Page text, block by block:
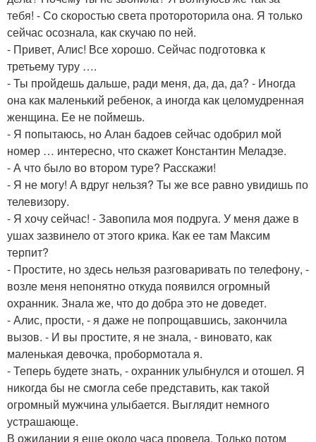
тебя! - Со скоростью света протороторила она. Я только
сейчас осознала, как скучаю по ней.
- Привет, Алис! Все хорошо. Сейчас подготовка к
третьему туру ….
- Ты пройдешь дальше, ради меня, да, да, да? - Иногда
она как маленький ребенок, а иногда как целомудренная
женщина. Ее не поймешь.
- Я попытаюсь, но Алан бадоев сейчас одобрил мой
номер … интересно, что скажет Константин Меладзе.
- А что было во втором туре? Расскажи!
- Я не могу! А вдруг нельзя? Ты же все равно увидишь по
телевизору.
- Я хочу сейчас! - Завопила моя подруга. У меня даже в
ушах зазвинело от этого крика. Как ее там Максим
терпит?
- Простите, но здесь нельзя разговаривать по телефону, -
возле меня непонятно откуда появился огромный
охранник. Знала же, что до добра это не доведет.
- Алис, прости, - я даже не попрощавшись, закончила
вызов. - И вы простите, я не знала, - виновато, как
маленькая девочка, пробормотала я.
- Теперь будете знать, - охранник улыбнулся и отошел. Я
никогда бы не смогла себе представить, как такой
огромный мужчина улыбается. Выглядит немного
устрашающе.
В ожидании я еще около часа провела. Только потом